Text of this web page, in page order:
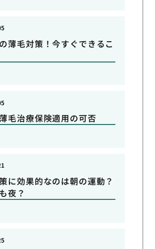
薄毛対策！今すぐできるこ
毛治療保険適用の可否
に効果的なのは朝の運動？
夜？